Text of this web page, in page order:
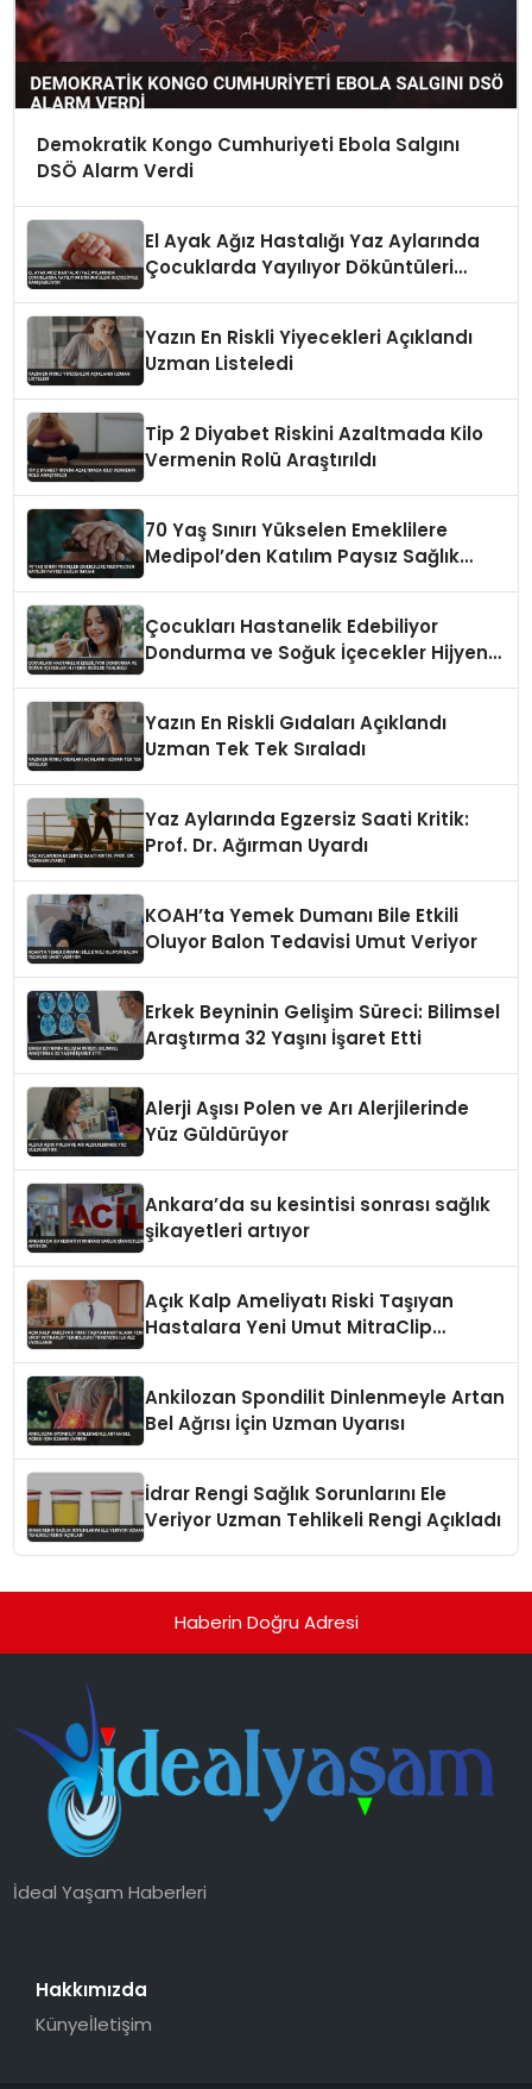
Demokratik Kongo Cumhuriyeti Ebola Salgını
DSÖ Alarm Verdi
El Ayak Ağız Hastalığı Yaz Aylarında
Çocuklarda Yayılıyor Döküntüleri
Yazın En Riskli Yiyecekleri Açıklandı
Uzman Listeledi
Tip 2 Diyabet Riskini Azaltmada Kilo
Vermenin Rolü Araştırıldı
70 Yaş Sınırı Yükselen Emeklilere
Medipol’den Katılım Paysız Sağlık
Çocukları Hastanelik Edebiliyor
Dondurma ve Soğuk İçecekler Hijyenik
Yazın En Riskli Gıdaları Açıklandı
Uzman Tek Tek Sıraladı
Yaz Aylarında Egzersiz Saati Kritik:
Prof. Dr. Ağırman Uyardı
KOAH’ta Yemek Dumanı Bile Etkili
Oluyor Balon Tedavisi Umut Veriyor
Erkek Beyninin Gelişim Süreci: Bilimsel
Araştırma 32 Yaşını İşaret Etti
Alerji Aşısı Polen ve Arı Alerjilerinde
Yüz Güldürüyor
Ankara’da su kesintisi sonrası sağlık
şikayetleri artıyor
Açık Kalp Ameliyatı Riski Taşıyan
Hastalara Yeni Umut MitraClip
Ankilozan Spondilit Dinlenmeyle Artan
Bel Ağrısı İçin Uzman Uyarısı
İdrar Rengi Sağlık Sorunlarını Ele
Veriyor Uzman Tehlikeli Rengi Açıkladı
Haberin Doğru Adresi
İdeal Yaşam Haberleri
Hakkımızda
Künyeİletişim